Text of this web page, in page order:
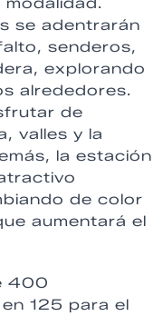
se adentrarán
senderos,
explorando
alrededores.
de
valles y la
la estación
de color
aumentará el
400
125 para el